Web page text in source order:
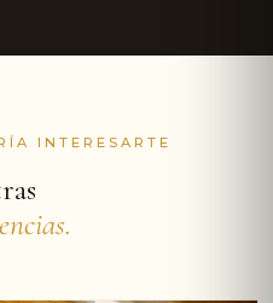
INTERESARTE